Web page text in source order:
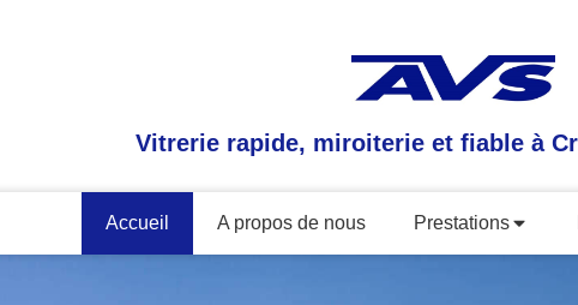
Vitrerie rapide, miroiterie et fiable à
Accueil A propos de nous Prestations